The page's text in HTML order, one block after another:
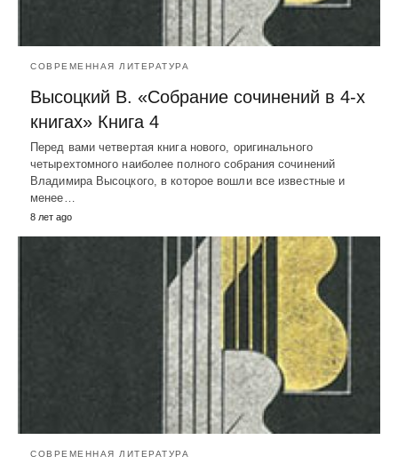
СОВРЕМЕННАЯ ЛИТЕРАТУРА
Высоцкий В. «Собрание сочинений в 4-х
книгах» Книга 4
Перед вами четвертая книга нового, оригинального
четырехтомного наиболее полного собрания сочинений
Владимира Высоцкого, в которое вошли все известные и
менее…
8 лет ago
СОВРЕМЕННАЯ ЛИТЕРАТУРА